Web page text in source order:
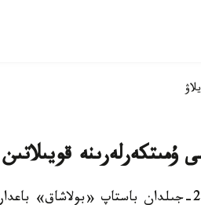
ۇمىتكەرلەرىنە
استانا. قازاقپارات - 2023-جىلدان باستاپ